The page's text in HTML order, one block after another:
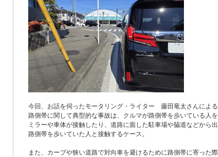
今回、お話を伺ったモータリング・ライター 藤田竜太さんによ
路側帯に関して典型的な事故は、クルマが路側帯を歩いている人
ミラーや車体が接触したり、道路に面した駐車場や脇道などから
路側帯を歩いていた人と接触するケース。
また、カーブや狭い道路で対向車を避けるために路側帯に寄った